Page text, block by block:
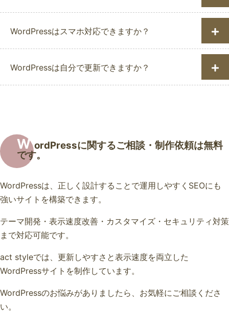
WordPressはスマホ対応できますか？
WordPressは自分で更新できますか？
W ordPressに関するご相談・制作依頼は無料
です。
WordPressは、正しく設計することで運用しやすくSEOにも
強いサイトを構築できます。
テーマ開発・表示速度改善・カスタマイズ・セキュリティ対策
まで対応可能です。
act styleでは、更新しやすさと表示速度を両立した
WordPressサイトを制作しています。
WordPressのお悩みがありましたら、お気軽にご相談くださ
い。